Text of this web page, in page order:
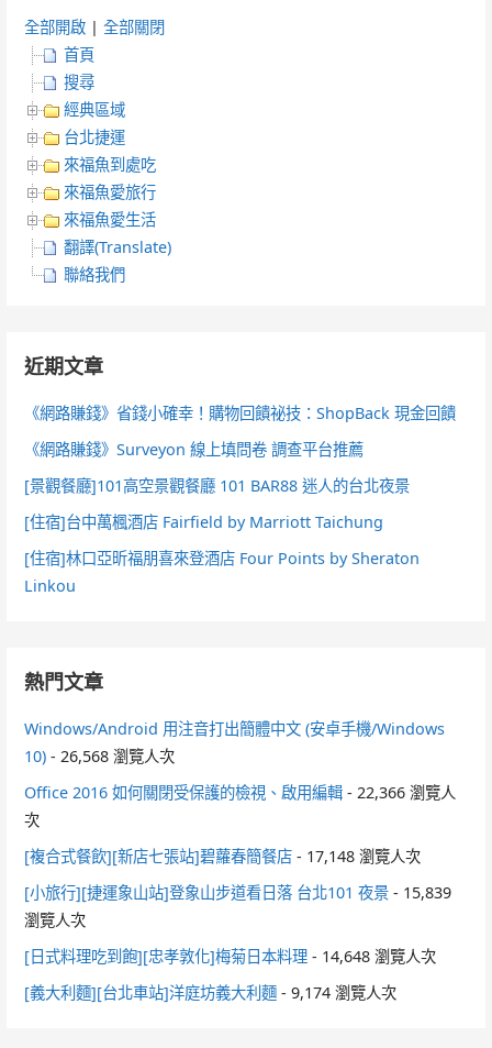
全部開啟 |全部關閉
首頁
搜尋
經典區域
台北捷運
來福魚到處吃
來福魚愛旅行
來福魚愛生活
翻譯(Translate)
聯絡我們
近期文章
《網路賺錢》省錢小確幸！購物回饋祕技：ShopBack 現金回饋
《網路賺錢》Surveyon 線上填問卷 調查平台推薦
[景觀餐廳]101高空景觀餐廳 101 BAR88 迷人的台北夜景
[住宿]台中萬楓酒店 Fairfield by Marriott Taichung
[住宿]林口亞昕福朋喜來登酒店 Four Points by Sheraton
Linkou
熱門文章
Windows/Android 用注音打出簡體中文 (安卓手機/Windows
10) - 26,568 瀏覽人次
Office 2016 如何關閉受保護的檢視、啟用編輯 - 22,366 瀏覽人
次
[複合式餐飲][新店七張站]碧蘿春簡餐店 - 17,148 瀏覽人次
[小旅行][捷運象山站]登象山步道看日落 台北101 夜景 - 15,839
瀏覽人次
[日式料理吃到飽][忠孝敦化]梅菊日本料理 - 14,648 瀏覽人次
[義大利麵][台北車站]洋庭坊義大利麵 - 9,174 瀏覽人次